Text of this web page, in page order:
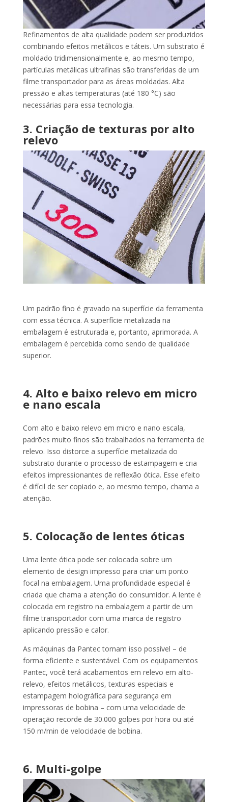
Refinamentos de alta qualidade podem ser produzidos
combinando efeitos metálicos e táteis. Um substrato é
moldado tridimensionalmente e, ao mesmo tempo,
partículas metálicas ultrafinas são transferidas de um
filme transportador para as áreas moldadas. Alta
pressão e altas temperaturas (até 180 °C) são
necessárias para essa tecnologia.
3. Criação de texturas por alto
relevo
Um padrão fino é gravado na superfície da ferramenta
com essa técnica. A superfície metalizada na
embalagem é estruturada e, portanto, aprimorada. A
embalagem é percebida como sendo de qualidade
superior.
4. Alto e baixo relevo em micro
e nano escala
Com alto e baixo relevo em micro e nano escala,
padrões muito finos são trabalhados na ferramenta de
relevo. Isso distorce a superfície metalizada do
substrato durante o processo de estampagem e cria
efeitos impressionantes de reflexão ótica. Esse efeito
é difícil de ser copiado e, ao mesmo tempo, chama a
atenção.
5. Colocação de lentes óticas
Uma lente ótica pode ser colocada sobre um
elemento de design impresso para criar um ponto
focal na embalagem. Uma profundidade especial é
criada que chama a atenção do consumidor. A lente é
colocada em registro na embalagem a partir de um
filme transportador com uma marca de registro
aplicando pressão e calor.
As máquinas da Pantec tornam isso possível – de
forma eficiente e sustentável. Com os equipamentos
Pantec, você terá acabamentos em relevo em alto-
relevo, efeitos metálicos, texturas especiais e
estampagem holográfica para segurança em
impressoras de bobina – com uma velocidade de
operação recorde de 30.000 golpes por hora ou até
150 m/min de velocidade de bobina.
6. Multi-golpe